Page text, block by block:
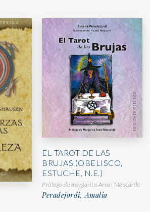
EL TAROT DE LAS
BRUJAS (OBELISCO,
ESTUCHE, N.E.)
Prólogo de margarita Arnal Moscardo
Peradejordi, Amalia